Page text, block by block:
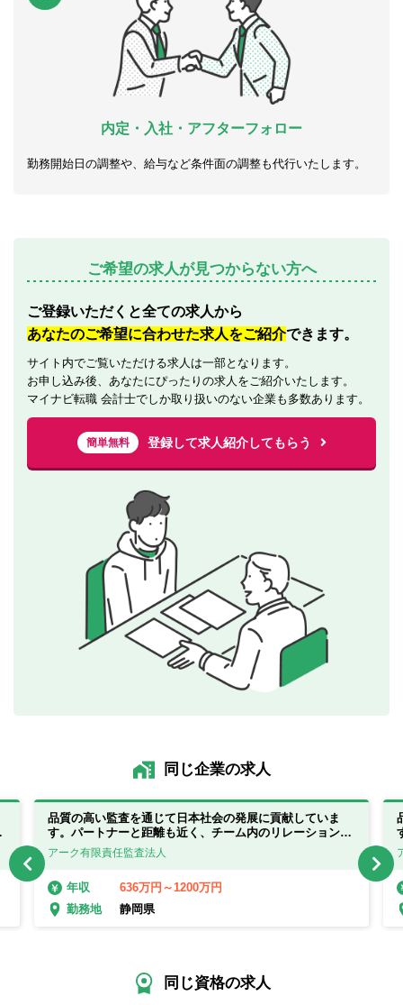
内定・入社・アフターフォロー
勤務開始日の調整や、給与など条件面の調整も代行いたします。
ご希望の求人が見つからない方へ
ご登録いただくと全ての求人から
あなたのご希望に合わせた求人をご紹介できます。
サイト内でご覧いただける求人は一部となります。
お申し込み後、あなたにぴったりの求人をご紹介いたします。
マイナビ転職 会計士でしか取り扱いのない企業も多数あります。
簡単無料 登録して求人紹介してもらう
同じ企業の求人
品質の高い監査を通じて日本社会の発展に貢献していま
す。パートナーと距離も近く、チーム内のリレーションも
抜群！
アーク有限責任監査法人
年収
636万円～1200万円
勤務地
静岡県
同じ資格の求人